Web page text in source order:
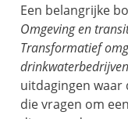
Een belangrijke
Omgeving en
Transformatief
drinkwaterbedrijven
uitdagingen
dievragen om een